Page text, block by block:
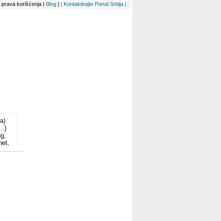
prava korišćenja | Blog | | Kontaktirajte Portal Srbija |